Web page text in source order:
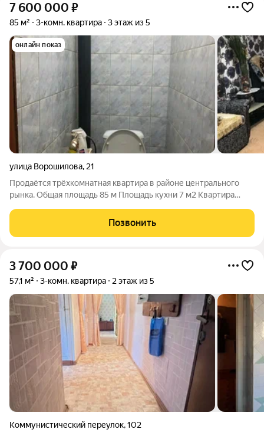
7 600 000 ₽
85 м² 3-комн. квартира 3 этаж из 5
онлайн показ
улица Ворошилова, 21
Продаётся трёхкомнатная квартира в районе центрального
рынка. Общая площадь 85 м Площадь кухни 7 м2 Квартира
раздельный, имеется подвальное помещение. Хорошее жилое
состояние, м/п окна, балкон
Позвонить
3 700 000 ₽
57,1 м² 3-комн. квартира 2 этаж из 5
Коммунистический переулок,102